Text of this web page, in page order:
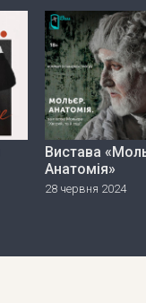
Вистава
Анатомія»
28 червня 2024